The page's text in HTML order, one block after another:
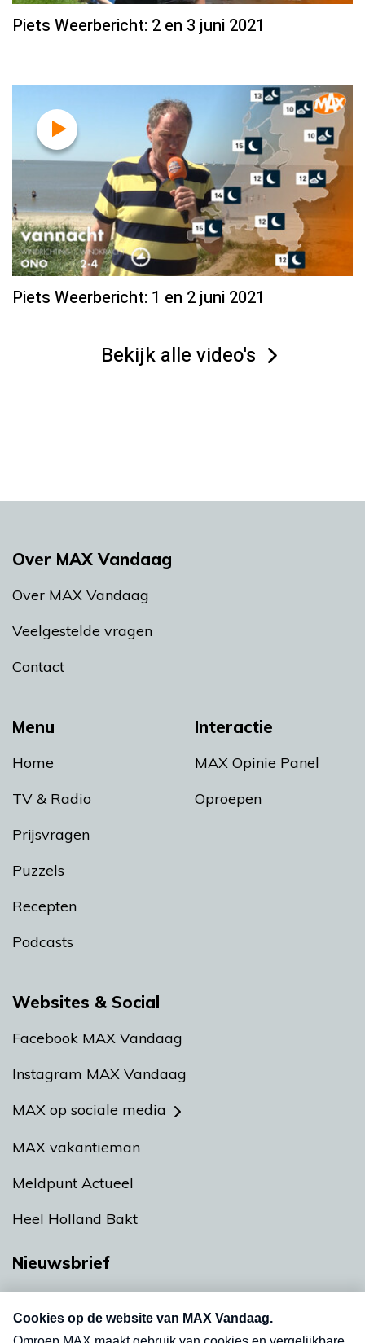
Piets Weerbericht: 2 en 3 juni 2021
Piets Weerbericht: 1 en 2 juni 2021
Bekijk alle video's
Menu
Home
TV & Radio
Prijsvragen
Puzzels
Recepten
Podcasts
Interactie
MAX Opinie Panel
Oproepen
Over MAX Vandaag
Over MAX Vandaag
Veelgestelde vragen
Contact
Websites & Social
Facebook MAX Vandaag
Instagram MAX Vandaag
MAX op sociale media
MAX vakantieman
Meldpunt Actueel
Heel Holland Bakt
Nieuwsbrief
nieuwsbrief. Elke vrijdag- en dinsdagochtend in
uw mailbox.